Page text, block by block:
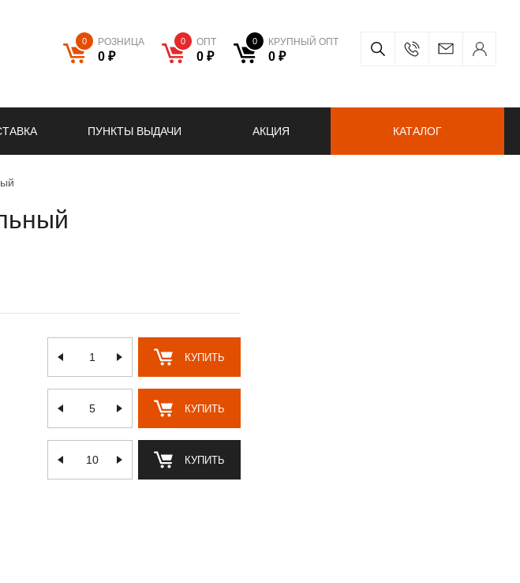
0 РОЗНИЦА
0 ₽
0 ОПТ
0 ₽
0 КРУПНЫЙ ОПТ
0 ₽
ПУНКТЫ ВЫДАЧИ АКЦИЯ КАТАЛОГ
КУПИТЬ
КУПИТЬ
КУПИТЬ